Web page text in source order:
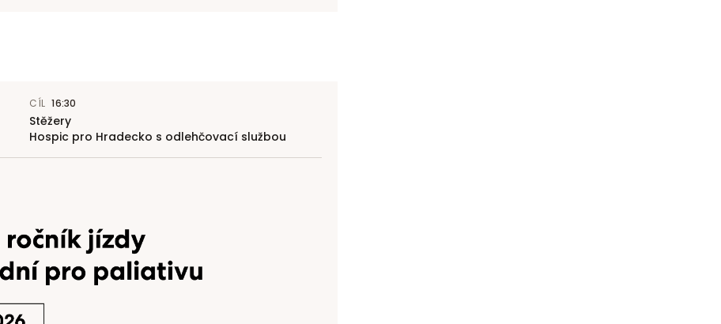
CÍL 16:30
Stěžery
Hospic pro Hradecko s odlehčovací službou